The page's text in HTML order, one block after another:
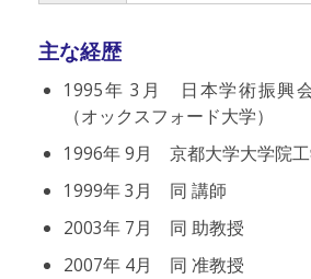
主な経歴
1995年 3月 日本学術振興
（オックスフォード大学）
1996年 9月 京都大学大学院
1999年 3月 同 講師
2003年 7月 同 助教授
2007年 4月 同 准教授